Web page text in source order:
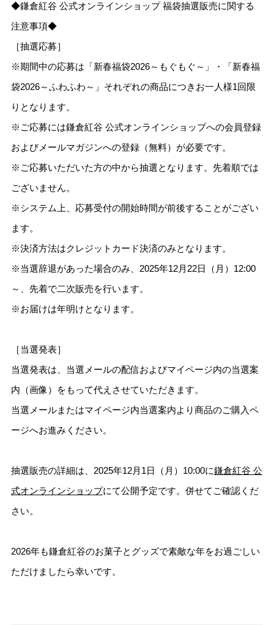
◆鎌倉紅谷 公式オンラインショップ 福袋抽選販売に関する
注意事項◆
［抽選応募］
※期間中の応募は「新春福袋2026～もぐもぐ～」・「新春福
袋2026～ふわふわ～」それぞれの商品につきお一人様1回限
りとなります。
※ご応募には鎌倉紅谷 公式オンラインショップへの会員登録
およびメールマガジンへの登録（無料）が必要です。
※ご応募いただいた方の中から抽選となります。先着順では
ございません。
※システム上、応募受付の開始時間が前後することがござい
ます。
※決済方法はクレジットカード決済のみとなります。
※当選辞退があった場合のみ、2025年12月22日（月）12:00
～、先着で二次販売を行います。
※お届けは年明けとなります。
［当選発表］
当選発表は、当選メールの配信およびマイページ内の当選案
内（画像）をもって代えさせていただきます。
当選メールまたはマイページ内当選案内より商品のご購入ペ
ージへお進みください。
抽選販売の詳細は、2025年12月1日（月）10:00に鎌倉紅谷 公
式オンラインショップにて公開予定です。併せてご確認くだ
さい。
2026年も鎌倉紅谷のお菓子とグッズで素敵な年をお過ごしい
ただけましたら幸いです。